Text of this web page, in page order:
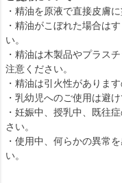
・精油を原液で直接皮膚
・精油がこぼれた場合は
い。
・精油は木製品やプラス
注意ください。
・精油は引火性がありま
・乳幼児へのご使用は避け
・妊娠中、授乳中、既往
さい。
・使用中、何らかの異常
い。